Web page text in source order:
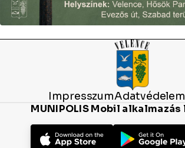
ImpresszumAdatvédelem
MUNIPOLIS Mobil